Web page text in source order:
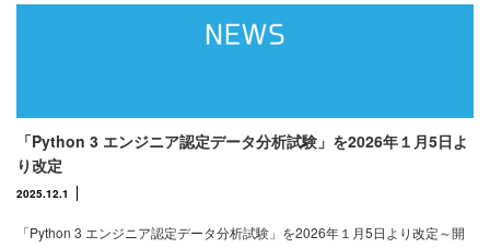
「Python 3 エンジニア認定データ分析試験」を2026年１月5日よ
り改定
2025.12.1
「Python 3 エンジニア認定データ分析試験」を2026年１月5日より改定～開